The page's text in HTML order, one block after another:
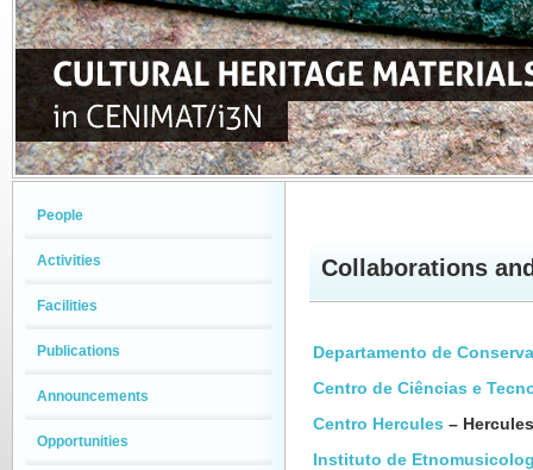
Collaborations
Departamento de
Centro de Ciências e
Centro Hercules –
Instituto de
People
Activities
Facilities
Publications
Announcements
Opportunities